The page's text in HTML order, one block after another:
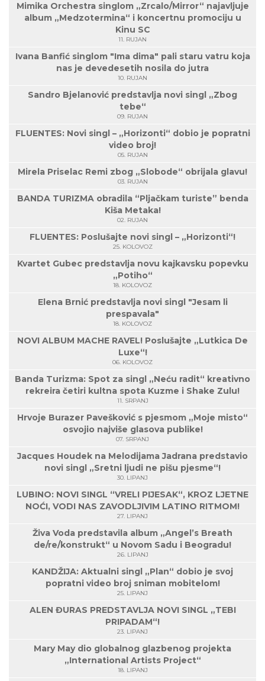
Mimika Orchestra singlom „Zrcalo/Mirror“ najavljuje
album „Medzotermina“ i koncertnu promociju u
Kinu SC
11. RUJAN
Ivana Banfić singlom "Ima dima" pali staru vatru koja
nas je devedesetih nosila do jutra
10. RUJAN
Sandro Bjelanović predstavlja novi singl „Zbog
tebe“
09. RUJAN
FLUENTES: Novi singl – „Horizonti“ dobio je popratni
video broj!
05. RUJAN
Mirela Priselac Remi zbog „Slobode“ obrijala glavu!
03. RUJAN
BANDA TURIZMA obradila “Pljačkam turiste” benda
Kiša Metaka!
02. RUJAN
FLUENTES: Poslušajte novi singl – „Horizonti“!
25. KOLOVOZ
Kvartet Gubec predstavlja novu kajkavsku popevku
„Potiho“
18. KOLOVOZ
Elena Brnić predstavlja novi singl "Jesam li
prespavala"
18. KOLOVOZ
NOVI ALBUM MACHE RAVEL! Poslušajte „Lutkica De
Luxe“!
06. KOLOVOZ
Banda Turizma: Spot za singl „Neću radit“ kreativno
rekreira četiri kultna spota Kuzme i Shake Zulu!
11. SRPANJ
Hrvoje Burazer Pavešković s pjesmom „Moje misto“
osvojio najviše glasova publike!
07. SRPANJ
Jacques Houdek na Melodijama Jadrana predstavio
novi singl „Sretni ljudi ne pišu pjesme“!
30. LIPANJ
LUBINO: NOVI SINGL “VRELI PIJESAK“, KROZ LJETNE
NOĆI, VODI NAS ZAVODLJIVIM LATINO RITMOM!
27. LIPANJ
Živa Voda predstavila album „Angel’s Breath
de/re/konstrukt“ u Novom Sadu i Beogradu!
26. LIPANJ
KANDŽIJA: Aktualni singl „Plan“ dobio je svoj
popratni video broj sniman mobitelom!
25. LIPANJ
ALEN ĐURAS PREDSTAVLJA NOVI SINGL „TEBI
PRIPADAM“!
23. LIPANJ
Mary May dio globalnog glazbenog projekta
„International Artists Project“
18. LIPANJ